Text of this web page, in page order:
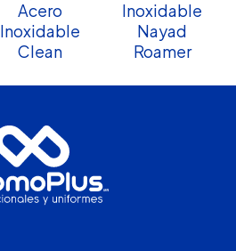
Acero
Inoxidable
Clean
Inoxidable
Nayad
Roamer